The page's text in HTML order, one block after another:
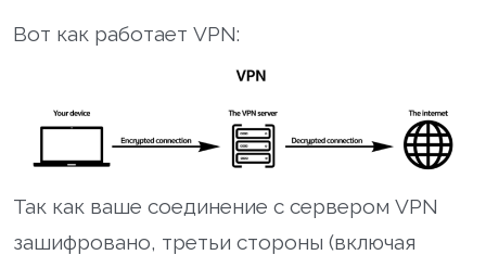
Вот как работает VPN:
Так как ваше соединение с сервером VPN
зашифровано, третьи стороны (включая